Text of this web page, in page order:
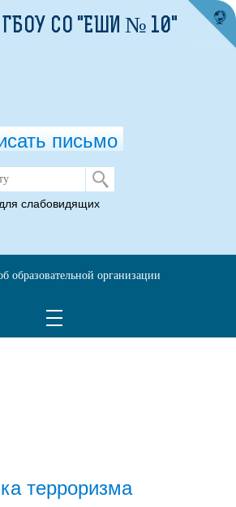
терроризма
ГБОУ СО "ЕШИ № 10"
письмо
слабовидящих
образовательной организации